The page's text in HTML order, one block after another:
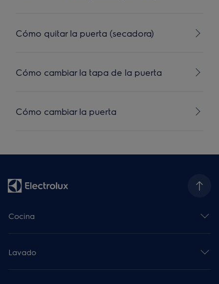
Cómo quitar la puerta (secadora)
Cómo cambiar la tapa de la puerta
Cómo cambiar la puerta
Cocina
Lavado